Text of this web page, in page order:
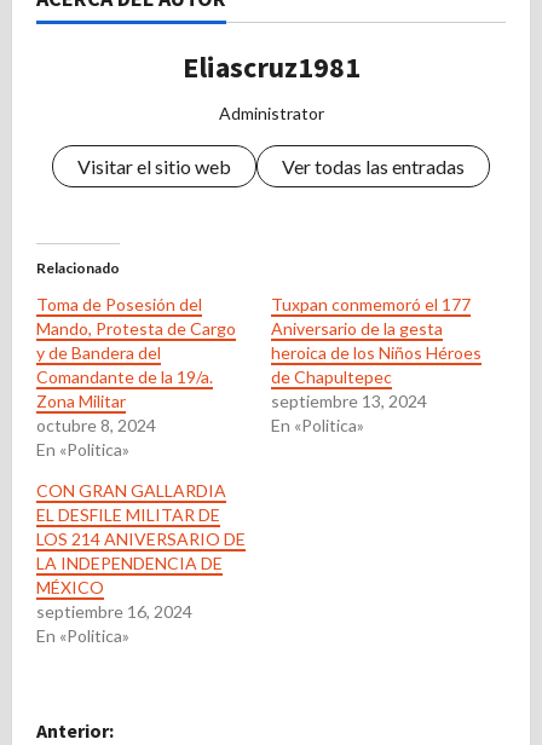
Eliascruz1981
Administrator
Visitar el sitio web Ver todas las entradas
Relacionado
Toma de Posesión del
Mando, Protesta de Cargo
y de Bandera del
Comandante de la 19/a.
Zona Militar
octubre 8, 2024
En «Politica»
Tuxpan conmemoró el 177
Aniversario de la gesta
heroica de los Niños Héroes
de Chapultepec
septiembre 13, 2024
En «Politica»
CON GRAN GALLARDIA
EL DESFILE MILITAR DE
LOS 214 ANIVERSARIO DE
LA INDEPENDENCIA DE
MÉXICO
septiembre 16, 2024
En «Politica»
N
Anterior: